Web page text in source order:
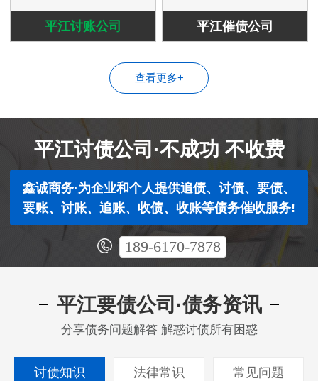
平江讨账公司 平江催债公司
查看更多+
平江讨债公司·不成功 不收费
鑫诚商务·为企业和个人提供追债、讨债、要债、
要账、讨账、追账、收债、收账等债务催收服务!
189-6170-7878
平江要债公司·债务资讯
分享债务问题解答 解惑讨债所有困惑
讨债知识 法律常识 常见问题